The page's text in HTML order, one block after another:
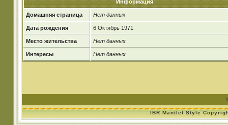
Информация
Домашняя страница Нет данных
Дата рождения 6 Октябрь 1971
Место жительства Нет данных
Интересы Нет данных
IBR Mantlet Style